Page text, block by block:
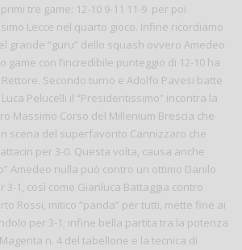
tre game: 12-10 9-11 11-9 per poi
Lecce nel quarto gioco. Infine ricordiamo
grande “guru” dello squash ovvero Amedeo
game con l’incredibile punteggio di 12-10 ha
Secondo turno e Adolfo Pavesi batte
Pelucelli il “Presidentissimo” incontra la
Massimo Corso del Millenium Brescia che
scena del superfavorito Cannizzaro che
per 3-0. Questa volta, causa anche
Amedeo nulla può contro un ottimo Danilo
3-1, così come Gianluca Battaggia contro
Rossi, mitico “panda” per tutti, mette fine ai
per 3-1; infine bella partita tra la potenza
n. 4 del tabellone e la tecnica di